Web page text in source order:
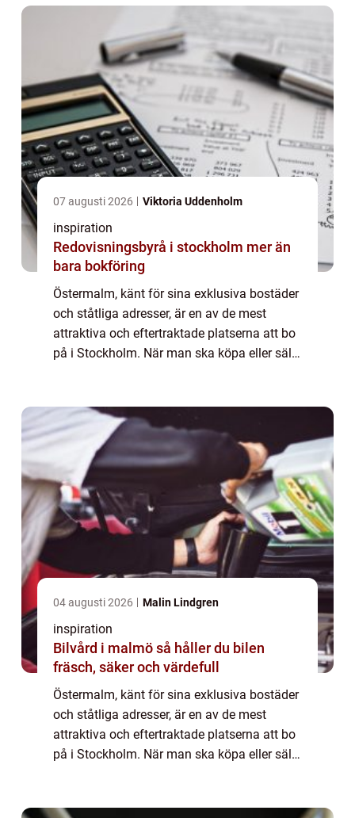
07 augusti 2026 Viktoria Uddenholm
inspiration
Redovisningsbyrå i stockholm mer än
bara bokföring
Östermalm, känt för sina exklusiva bostäder
och ståtliga adresser, är en av de mest
attraktiva och eftertraktade platserna att bo
på i Stockholm. När man ska köpa eller sälja
04 augusti 2026 Malin Lindgren
inspiration
Bilvård i malmö så håller du bilen
fräsch, säker och värdefull
Östermalm, känt för sina exklusiva bostäder
och ståtliga adresser, är en av de mest
attraktiva och eftertraktade platserna att bo
på i Stockholm. När man ska köpa eller sälja